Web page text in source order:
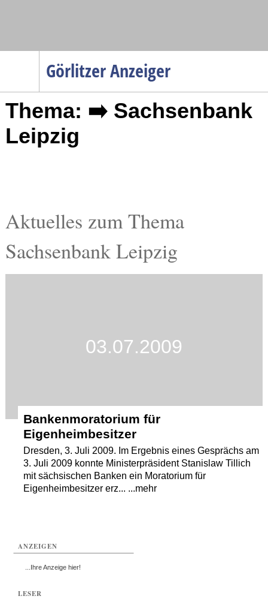
Görlitzer Anzeiger
Menüpunkte
Startseite
Gesellschaft
Gesundheit
Kultur
Thema: ➡️ Sachsenbank
Leipzig
Aktuelles zum Thema
Sachsenbank Leipzig
03.07.2009
Bankenmoratorium für
Eigenheimbesitzer
Dresden, 3. Juli 2009. Im Ergebnis eines Gesprächs am
3. Juli 2009 konnte Ministerpräsident Stanislaw Tillich
mit sächsischen Banken ein Moratorium für
Eigenheimbesitzer erz... ...mehr
ANZEIGEN
...Ihre Anzeige hier!
LESER